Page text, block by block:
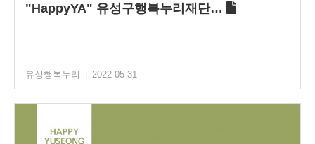
"HappyYA" 유성구행복누리재단…
유성행복누리 2022-05-31